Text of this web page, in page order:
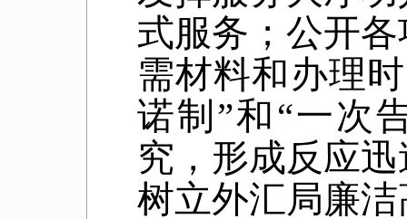
式服务；公开
需材料和办理
诺制”和“一次
究，形成反应
树立外汇局廉